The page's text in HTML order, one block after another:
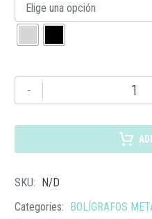
Elige una opción
-
1007
cantidad
SKU: N/D
Categories: BOLÍGRAFOS